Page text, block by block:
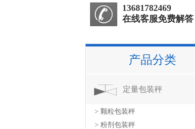
13681782469
在线客服免费解答
产品分类
定量包装秤
> 颗粒包装秤
> 粉剂包装秤